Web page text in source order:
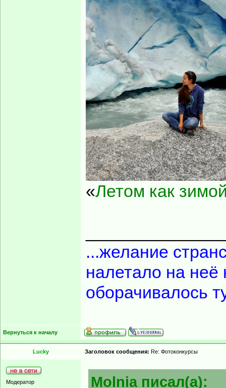
«Летом как
...желание
налетало на неё
оборачивалось
Вернуться к началу
Lucky Заголовок сообщения: Re: Фотоконкурсы
Модератор Molnia писал(а):